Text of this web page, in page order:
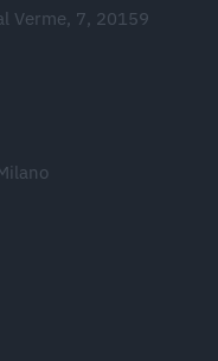
Verme, 7, 20159